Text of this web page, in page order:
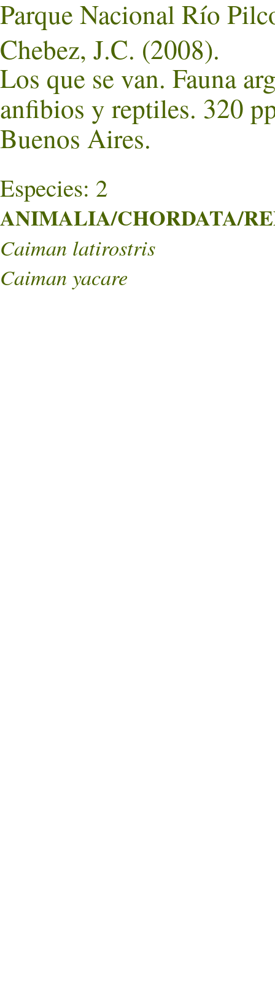
Parque Nacional Río
Chebez, J.C. (2008).
Los que se van. Fauna
anfibios y reptiles. 320
Buenos Aires.
Especies: 2
ANIMALIA/CHORDATA/
Caiman latirostris
Caiman yacare